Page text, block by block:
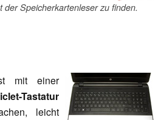
der Speicherkartenleser zu finden.
mit einer
Tastatur
leicht